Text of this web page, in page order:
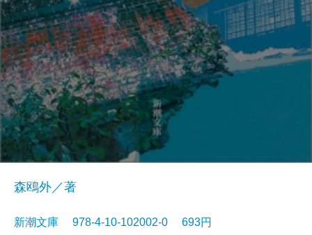
森鴎外／著
新潮文庫 978-4-10-102002-0 693円